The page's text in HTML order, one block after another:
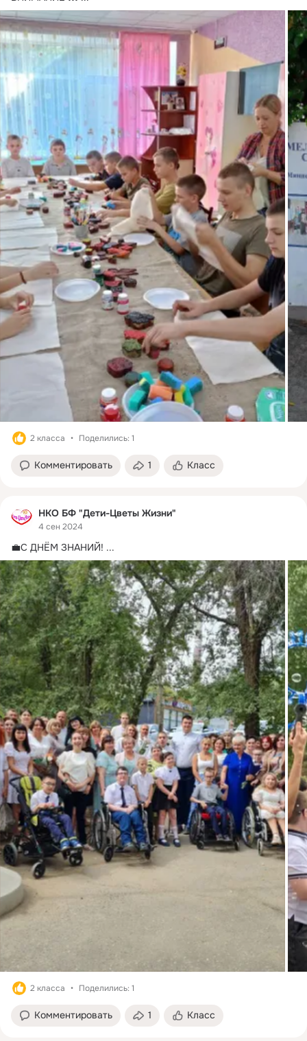
2 класса Поделились: 1
Комментировать 1 Класс
НКО БФ "Дети-Цветы Жизни"
4 сен 2024
💼С ДНЁМ ЗНАНИЙ! ...
2 класса Поделились: 1
Комментировать 1 Класс